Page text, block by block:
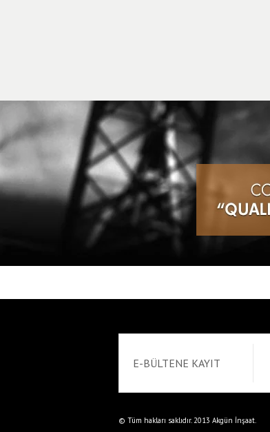
E-BÜLTENE KAYIT
© Tüm hakları saklıdır. 2013 Akgün İnşaat.